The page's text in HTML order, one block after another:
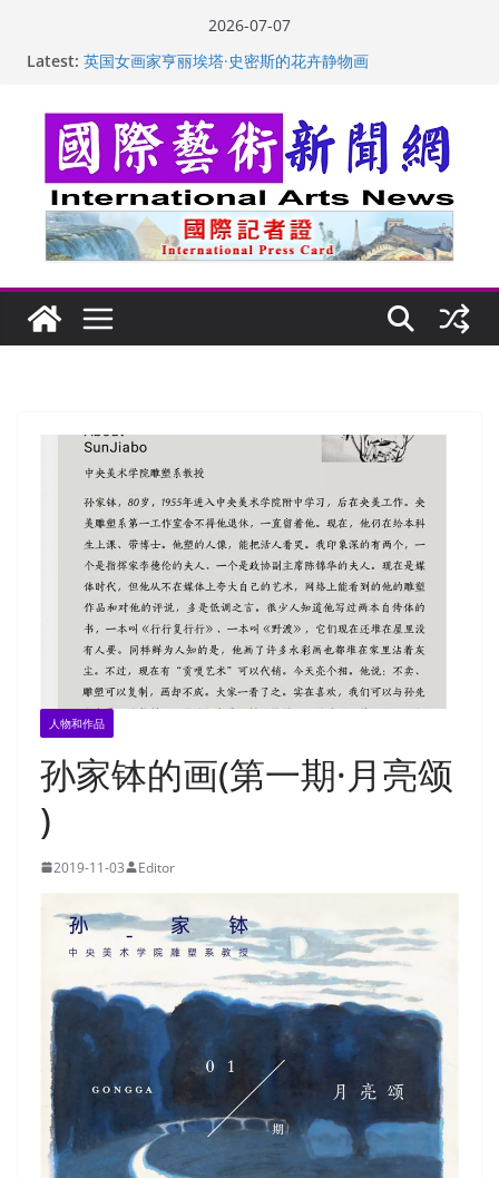
2026-07-07
Latest: “梵心”归处：一场展览 连着攀枝花的千里乡愁
美国人
玛丽安娜·卡拉切娃的绘画：幽默和难以言喻的快乐
苏方 ：“字”得其乐
人物和作品
孙家钵的画(第一期·月亮颂
)
2019-11-03 Editor